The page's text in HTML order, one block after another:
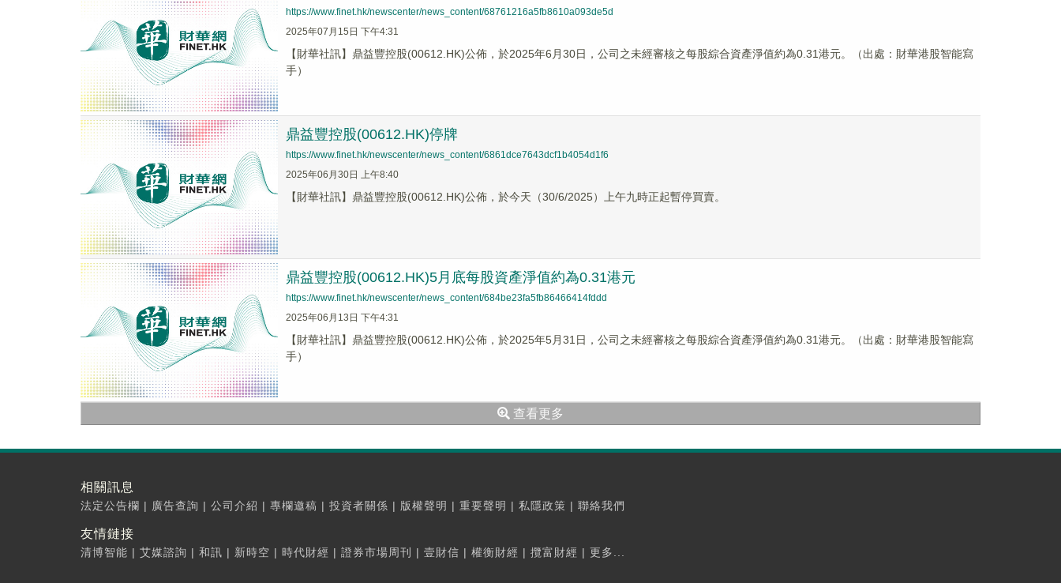
https://www.finet.hk/newscenter/news_content/68761216a5fb8610a093de5d
2025年07月15日 下午4:31
【財華社訊】鼎益豐控股(00612.HK)公佈，於2025年6月30日，公司之未經審核之每股綜合資產淨值約為0.31港元。（出處：財華港股智能寫
手）
鼎益豐控股(00612.HK)停牌
https://www.finet.hk/newscenter/news_content/6861dce7643dcf1b4054d1f6
2025年06月30日 上午8:40
【財華社訊】鼎益豐控股(00612.HK)公佈，於今天（30/6/2025）上午九時正起暫停買賣。
鼎益豐控股(00612.HK)5月底每股資產淨值約為0.31港元
https://www.finet.hk/newscenter/news_content/684be23fa5fb86466414fddd
2025年06月13日 下午4:31
【財華社訊】鼎益豐控股(00612.HK)公佈，於2025年5月31日，公司之未經審核之每股綜合資產淨值約為0.31港元。（出處：財華港股智能寫
手）
查看更多
相關訊息
法定公告欄 | 廣告查詢 | 公司介紹 | 專欄邀稿 | 投資者關係 | 版權聲明 | 重要聲明 | 私隱政策 | 聯絡我們
友情鏈接
清博智能 | 艾媒諮詢 | 和訊 | 新時空 | 時代財經 | 證券市場周刊 | 壹財信 | 權衡財經 | 攬富財經 | 更多...